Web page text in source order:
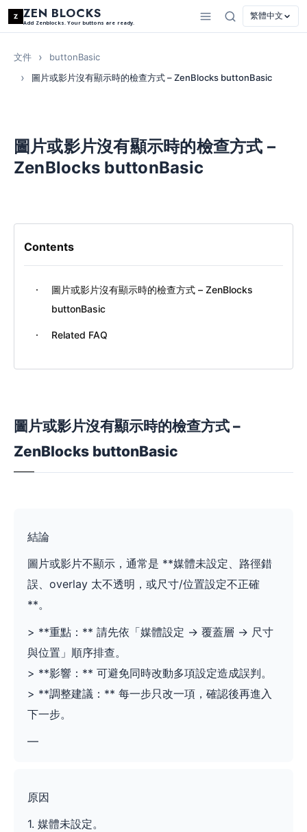
ZEN BLOCKS
Add Zenblocks. Your buttons are ready.
繁體中文
文件
buttonBasic
圖片或影片沒有顯示時的檢查方式 – ZenBlocks buttonBasic
圖片或影片沒有顯示時的檢查方式 –
ZenBlocks buttonBasic
Contents
圖片或影片沒有顯示時的檢查方式 – ZenBlocks
buttonBasic
Related FAQ
圖片或影片沒有顯示時的檢查方式 –
ZenBlocks buttonBasic
結論
圖片或影片不顯示，通常是 **媒體未設定、路徑錯
誤、overlay 太不透明，或尺寸/位置設定不正確
**。
> **重點：** 請先依「媒體設定 -> 覆蓋層 -> 尺寸
與位置」順序排查。
> **影響：** 可避免同時改動多項設定造成誤判。
> **調整建議：** 每一步只改一項，確認後再進入
下一步。
—
原因
1. 媒體未設定。